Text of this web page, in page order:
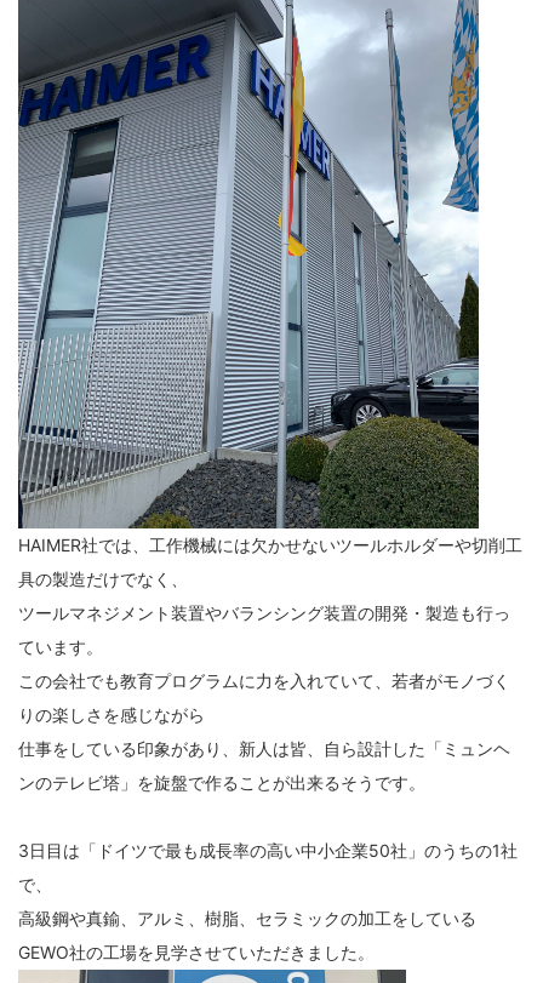
HAIMER社では、工作機械には欠かせないツールホルダーや切削工
具の製造だけでなく、
ツールマネジメント装置やバランシング装置の開発・製造も行っ
ています。
この会社でも教育プログラムに力を入れていて、若者がモノづく
りの楽しさを感じながら
仕事をしている印象があり、新人は皆、自ら設計した「ミュンヘ
ンのテレビ塔」を旋盤で作ることが出来るそうです。
3日目は「ドイツで最も成長率の高い中小企業50社」のうちの1社
で、
高級鋼や真鍮、アルミ、樹脂、セラミックの加工をしている
GEWO社の工場を見学させていただきました。